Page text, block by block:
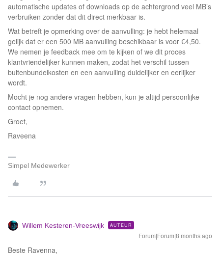
automatische updates of downloads op de achtergrond veel MB’s
verbruiken zonder dat dit direct merkbaar is.
Wat betreft je opmerking over de aanvulling: je hebt helemaal
gelijk dat er een 500 MB aanvulling beschikbaar is voor €4,50.
We nemen je feedback mee om te kijken of we dit proces
klantvriendelijker kunnen maken, zodat het verschil tussen
buitenbundelkosten en een aanvulling duidelijker en eerlijker
wordt.
Mocht je nog andere vragen hebben, kun je altijd persoonlijke
contact opnemen.
Groet,
Raveena
Simpel Medewerker
Willem Kesteren-Vreeswijk AUTEUR
Forum|Forum|8 months ago
Beste Ravenna,